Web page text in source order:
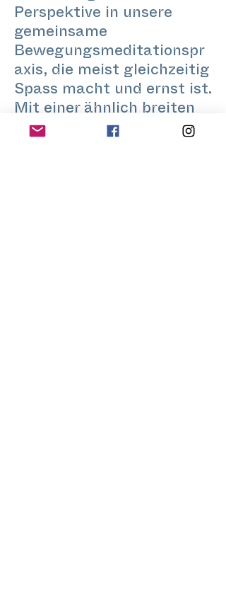
Perspektive in unsere
gemeinsame
Bewegungsmeditationspr
axis, die meist gleichzeitig
Spass macht und ernst ist.
Mit einer ähnlich breiten
musikalischen Palette